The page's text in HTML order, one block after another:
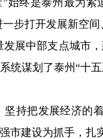
始终是泰州最为紧
步打开发展新空间
展中部支点城市
统谋划了泰州“十
持把发展经济的
市建设为抓手，扎